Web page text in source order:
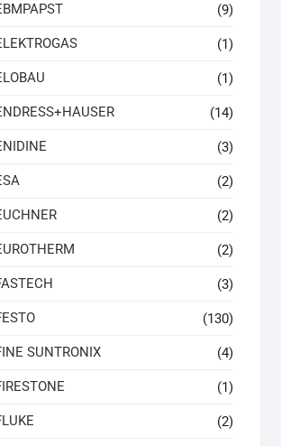
(9)
(1)
(1)
(14)
(3)
(2)
(2)
(2)
(3)
(130)
SUNTRONIX (4)
(1)
(2)